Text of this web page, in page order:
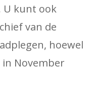
U kunt ook
van de
hoewel
in November